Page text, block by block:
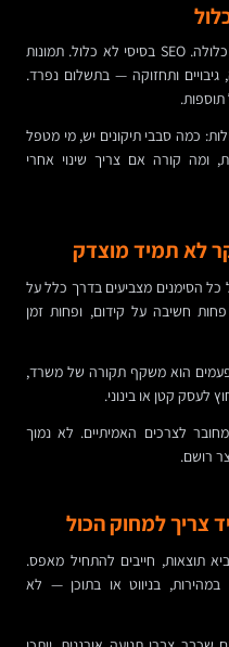
כאן עסקים רבים נופלים. כתיבת תוכן לא כלולה. SEO בסיסי לא כלול. תמונות
ותחזוקה — בתשלום נפרד.
כמה סבבי תיקונים יש, מי מטפל
ומה קורה אם צריך שינוי אחרי
לא תמיד מוצדק
הסימנים מצביעים בדרך כלל על
חשיבה על קידום, ופחות זמן
הוא משקף תקורה של משרד,
לעסק קטן או בינוני.
לצרכים האמיתיים. לא נמוך
רושם.
צריך למחוק הכול
תוצאות, חייבים להתחיל מאפס.
בניווט או בתוכן — לא